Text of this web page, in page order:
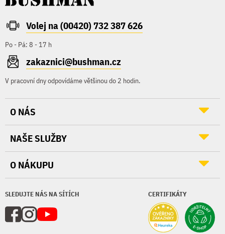
Volej na (00420) 732 387 626
Po - Pá: 8 - 17 h
zakaznici@bushman.cz
V pracovní dny odpovídáme většinou do 2 hodin.
SLEDUJTE NÁS NA SÍTÍCH CERTIFIKÁTY
O NÁS
NAŠE SLUŽBY
O NÁKUPU